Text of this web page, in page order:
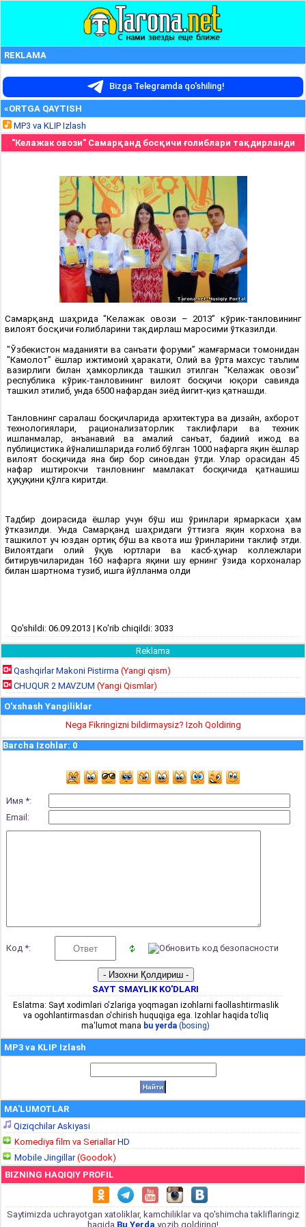
REKLAMA
Bizga Telegramda qo'shiling!
«ORTGA QAYTISH
MP3 va KLIP Izlash
"Келажак овози" Самарқанд босқичи ғолиблари тақдирланди
Самарқанд шаҳрида "Келажак овози – 2013” кўрик-танловининг
вилоят босқичи ғолибларини тақдирлаш маросими ўтказилди.
"Ўзбекистон маданияти ва санъати форуми” жамғармаси томонидан
"Камолот” ёшлар ижтимоий ҳаракати, Олий ва ўрта махсус таълим
вазирлиги билан ҳамкорликда ташкил этилган "Келажак овози”
республика кўрик-танловининг вилоят босқичи юқори савияда
ташкил этилиб, унда 6500 нафардан зиёд йигит-қиз қатнашди.
Танловнинг саралаш босқичларида архитектура ва дизайн, ахборот
технологиялари, рационализаторлик таклифлари ва техник
ишланмалар, анъанавий ва амалий санъат, бадиий ижод ва
публицистика йўналишларида ғолиб бўлган 1000 нафарга яқин ёшлар
вилоят босқичида яна бир бор синовдан ўтди. Улар орасидан 45
нафар иштирокчи танловнинг мамлакат босқичида қатнашиш
ҳуқуқини қўлга киритди.
Тадбир доирасида ёшлар учун бўш иш ўринлари ярмаркаси ҳам
ўтказилди. Унда Самарқанд шаҳридаги ўттизга яқин корхона ва
ташкилот уч юздан ортиқ бўш ва квота иш ўринларини таклиф этди.
Вилоятдаги олий ўқув юртлари ва касб-ҳунар коллежлари
битирувчиларидан 160 нафарга яқини шу ернинг ўзида корхоналар
билан шартнома тузиб, ишга йўлланма олди
Qo'shildi: 06.09.2013 | Ko'rib chiqildi: 3033
Reklama
Qashqirlar Makoni Pistirma (Yangi qism)
CHUQUR 2 MAVZUM (Yangi Qismlar)
O'xshash Yangiliklar
Nega Fikringizni bildirmaysiz? Izoh Qoldiring
Barcha Izohlar: 0
Имя *:
Email:
Код *:
SAYT SMAYLIK KO'DLARI
Eslatma: Sayt xodimlari o'zlariga yoqmagan izohlarni faollashtirmaslik
va ogohlantirmasdan o'chirish huquqiga ega. Izohlar haqida to'liq
ma'lumot mana bu yerda (bosing)
MP3 va KLIP Izlash
MA'LUMOTLAR
Qiziqchilar Askiyasi
Komediya film va SeriallarHD
Mobile Jingillar(Goodok)
BIZNING HAQIQIY PROFIL
Saytimizda uchrayotgan xatoliklar, kamchiliklar va qo'shimcha takliflaringiz
haqida Bu Yerda yozib qoldiring!